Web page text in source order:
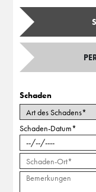
Schaden
Schaden-Datum*